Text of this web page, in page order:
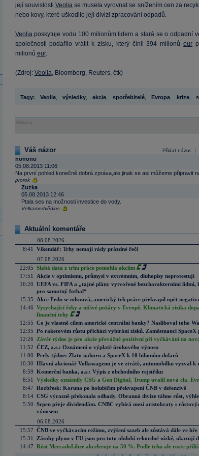
její souvislosti Veoliase musela vyrovnat se snížením cen za
nebo kovy, které uškodilo její divizi zpracování odpadů.
Veoliaposkytuje vodu 100 milionům lidem a stará se o odpadní
společnosti podařilo vrátit k zisku, který činil 394 milionůeur
milionů eur.
(Zdroj: Veolia, Bloomberg, Reuters, čtk)
Tagy: Veolia, výsledky, akcie, spotřebitelé, Evropa, krize,
Reklama
Přidat názor
Váš názor
nonono
05.08.2013 11:06
Na první pohled konečně dobrá zpráva,ale jinak se asi můžeme připravit
prorok
Zuzka
05.08.2013 12:46
Ptala ses na možnosti investice do vody.
Velkamedvědice
Aktuální komentáře
08.08.2026
8:41
Víkendář: Trhy nemají rády prázdné řeči
07.08.2026
22:05 Slabá data z trhu práce pomohla akciím
17:51
Akcie v optimismu, průmysl v extrémním, dluhopisy neprotestují
16:20 UEFA vs. FIFA a „tajné plány vytvořené bezcharakterními lidmi,
pro samotný fotbal“
15:35
Akce Fedu se odsouvá, americký trh práce překvapil opět
14:46 Vysychající řeky a ničivé požáry v Evropě. Klimatická rizika
finanční trhy
12:55 Co je vlastně cílem americké centrální banky? Nasliboval toho
12:35 Po raketovém růstu přichází vybírání zisků. Zaměstnanci
12:26
Závěr týdne je pro akcie převážně pozitivní při vyčkávání na
11:52 ČEZ, a.s.: Oznámení o výplatě úrokového výnosu
11:00 Perly týdne: Zlato nahoru a SpaceX k 10 bilionům dolarů
10:30 Hlavní akcionář Volkswagenu je ve ztrátě, automobilku vyzval k
8:59 Komerční banka, a.s.: Výpis z obchodního rejstříku
8:51
Výsledky oznámily CSG a Gen Digital, Trump uvalil nová cla.
8:47 Rozbřesk: Koruna po holubičím překvapení ČNB v defenzivě
8:14 CSG výrazně překonala odhady. Obranná divize táhne růst,
5:50 Srpen přeje dividendám. CNBC vybírá mezi aristokraty s
výnosem
06.08.2026
15:57 ČNB ve vyčkávacím režimu, zvýšení sazeb ale zůstává dále ve hře
15:31
Zásoby plynu v EU jsou pro toto období rekordně nízké, ukazují
14:47 Růst MercadoLibre akceleruje na 50 %. Podle trhu ale roste příliš